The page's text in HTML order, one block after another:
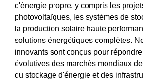
d'énergie propre, y compris les
photovoltaïques, les systèmes de
la production solaire haute
solutions énergétiques complètes.
innovants sont conçus pour
évolutives des marchés mondiaux
du stockage d'énergie et des